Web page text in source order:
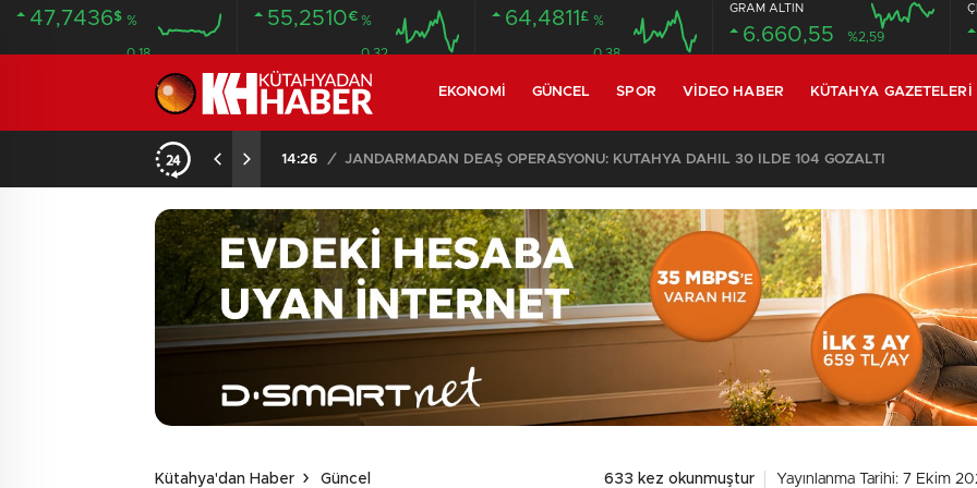
47,7436$ %
0.18
55,2510€ %
0.32
64,4811 £ %
0.38
GRAM ALTIN
6.660,55 %2,59
EKONOMI GÜNCEL SPOR VIDEO HABER KÜTAHYA GAZETELERI
02:03 / KOMŞULARI ÖLDÜĞÜNÜ SANDI, YAŞLI KADINI ÇÖP YIĞINININ ARASINDA BULUNDU
Kütahya'dan Haber Güncel 633 kez okunmuştur Yayınlanma Tarihi: 7 Ekim